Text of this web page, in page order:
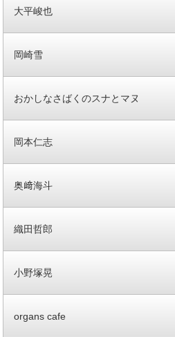
大平峻也
岡崎雪
おかしなさばくのスナとマヌ
岡本仁志
奥﨑海斗
織田哲郎
小野塚晃
organs cafe